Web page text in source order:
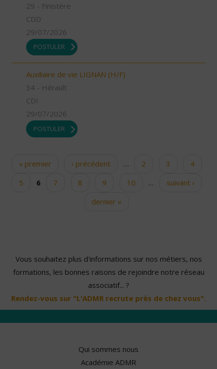
29 - Finistère
CDD
29/07/2026
POSTULER
Auxiliaire de vie LIGNAN (H/F)
34 - Hérault
CDI
29/07/2026
POSTULER
Pages« premier ‹ précédent … 2 3
4
5
6 7 8 9 10 …
suivant ›
dernier »
Vous souhaitez plus d'informations sur nos métiers, nos
formations, les bonnes raisons de rejoindre notre réseau
associatif... ?
Rendez-vous sur "L'ADMR recrute près de chez vous".
Qui sommes nous
Académie ADMR